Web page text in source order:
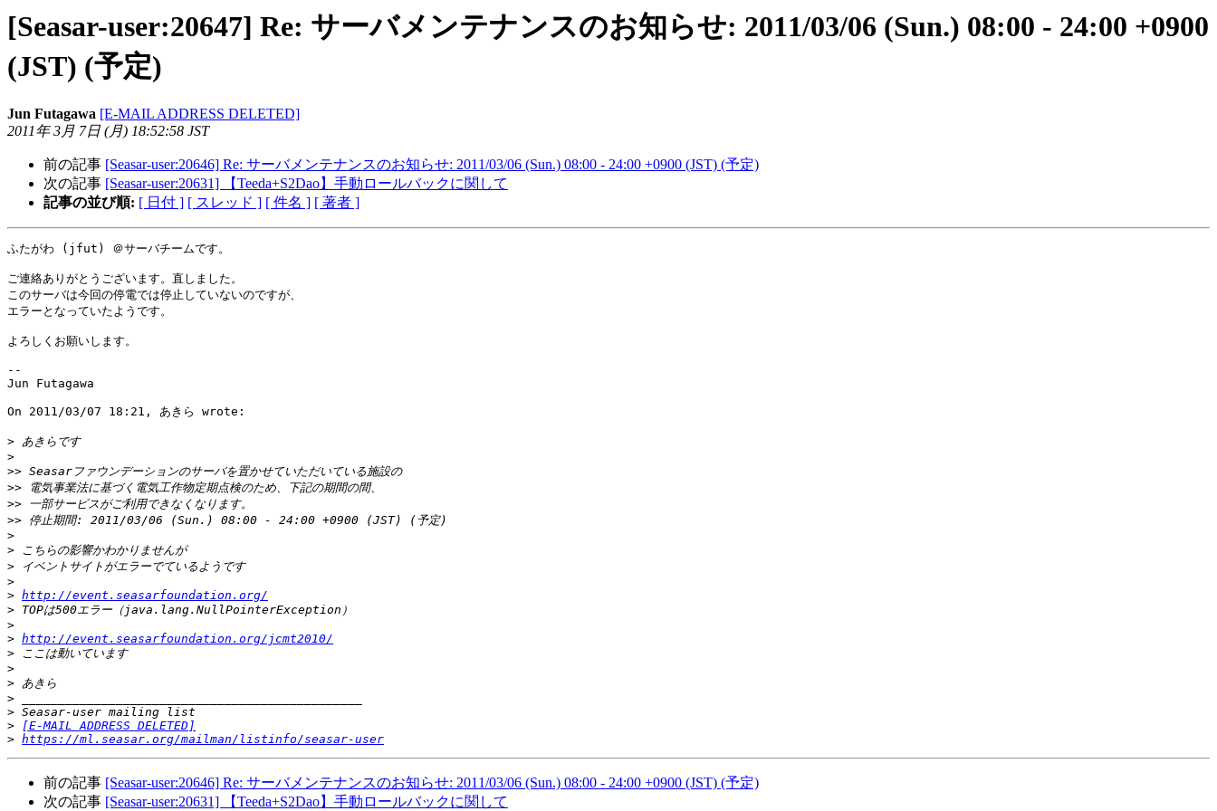
[Seasar-user:20647] Re: サーバメンテナンスのお知らせ: 2011/03/06 (Sun.) 08:00 - 24:00 +0900
(JST) (予定)
Jun Futagawa [E-MAIL ADDRESS DELETED]
2011年 3月 7日 (月) 18:52:58 JST
前の記事 [Seasar-user:20646] Re: サーバメンテナンスのお知らせ: 2011/03/06 (Sun.) 08:00 - 24:00 +0900 (JST) (予定)
次の記事 [Seasar-user:20631] 【Teeda+S2Dao】手動ロールバックに関して
記事の並び順: [ 日付 ] [ スレッド ] [ 件名 ] [ 著者 ]
ふたがわ (jfut) ＠サーバチームです。
ご連絡ありがとうございます。直しました。
このサーバは今回の停電では停止していないのですが、
エラーとなっていたようです。
よろしくお願いします。
--
Jun Futagawa
On 2011/03/07 18:21, あきら wrote:
>
>
>>
>>
>>
>>
>
>
>
>
> http://event.seasarfoundation.org/
>
>
> http://event.seasarfoundation.org/jcmt2010/
>
>
>
>
>
>
[E-MAIL ADDRESS DELETED]
> https://ml.seasar.org/mailman/listinfo/seasar-user
前の記事 [Seasar-user:20646] Re: サーバメンテナンスのお知らせ: 2011/03/06 (Sun.) 08:00 - 24:00 +0900 (JST) (予定)
次の記事 [Seasar-user:20631] 【Teeda+S2Dao】手動ロールバックに関して